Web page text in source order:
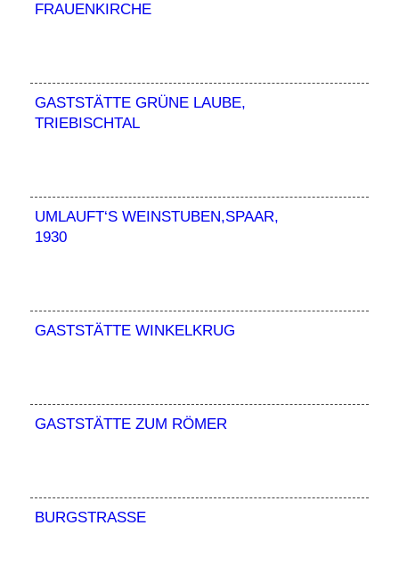
FRAUENKIRCHE
GASTSTÄTTE GRÜNE LAUBE,
TRIEBISCHTAL
UMLAUFT‘S WEINSTUBEN,SPAAR,
1930
GASTSTÄTTE WINKELKRUG
GASTSTÄTTE ZUM RÖMER
BURGSTRASSE